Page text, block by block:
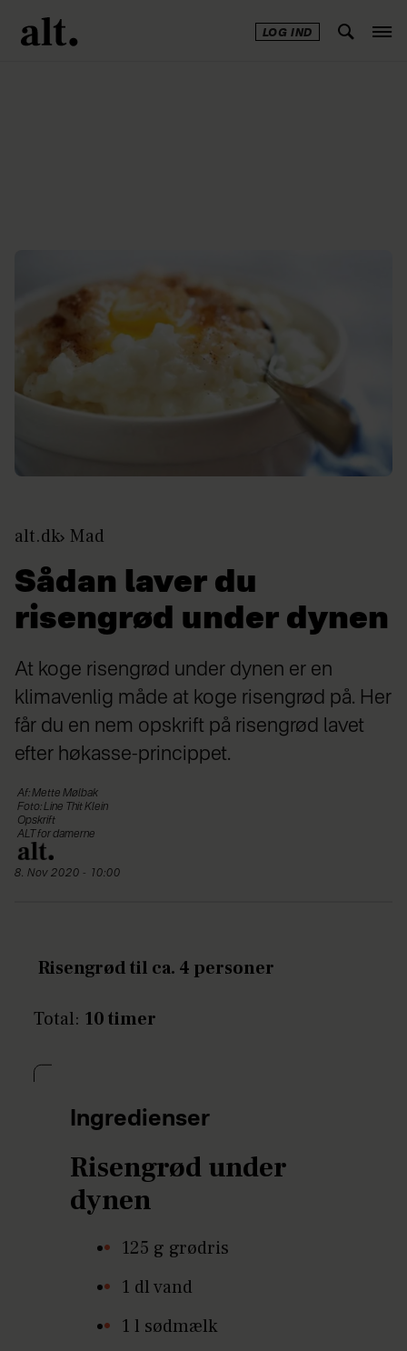
LOG IND
alt.dk Mad
Sådan laver du
risengrød under dynen
At koge risengrød under dynen er en
klimavenlig måde at koge risengrød på. Her
får du en nem opskrift på risengrød lavet
efter høkasse-princippet.
Af: Mette Mølbak
Foto: Line Thit Klein
Opskrift
ALT for damerne
8. Nov 2020 - 10:00
Risengrød til ca. 4 personer
Total: 10 timer
Ingredienser
Risengrød under
dynen
125 g grødris
1 dl vand
1 l sødmælk